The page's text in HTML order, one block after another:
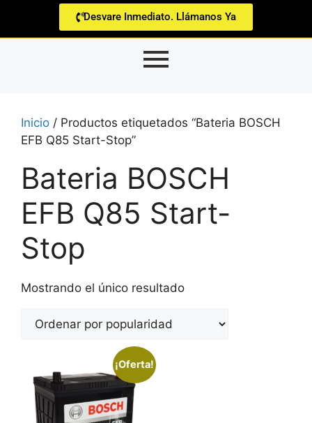
Desvare Inmediato. Llámanos Ya
Inicio / Productos etiquetados “Bateria BOSCH
EFB Q85 Start-Stop”
Bateria BOSCH
EFB Q85 Start-
Stop
Mostrando el único resultado
¡Oferta!